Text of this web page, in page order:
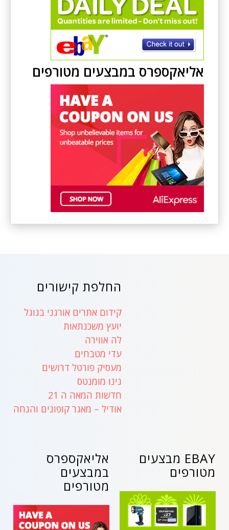
אליאקספרס במבצעים מטורפים
החלפת קישורים
קידום אתרים אורגני בגוגל
יועץ משכנתאות
לה אווירה
עדי מטבחים
מעסיק פורטל דרושים
נינו מומנטס
חדשות המאה ה 21
אודיל – מאגר קופונים והנחה
אליאקספרס
במבצעים
מטורפים
EBAY מבצעים
מטורפים